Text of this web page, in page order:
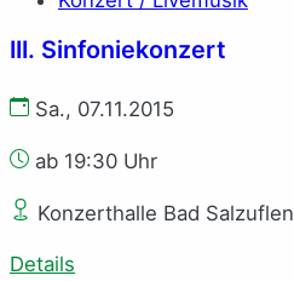
III. Sinfoniekonzert
Sa., 07.11.2015
ab 19:30 Uhr
Konzerthalle Bad Salzuflen
Details